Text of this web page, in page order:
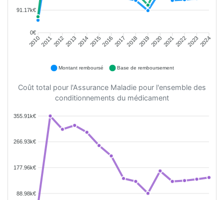
91.17k€
0€
201020112012201320142015201620172018201920202021202220232024
Montant remboursé Base de remboursement
Coût total pour l'Assurance Maladie pour l'ensemble des
conditionnements du médicament
355.91k€
266.93k€
177.96k€
88.98k€